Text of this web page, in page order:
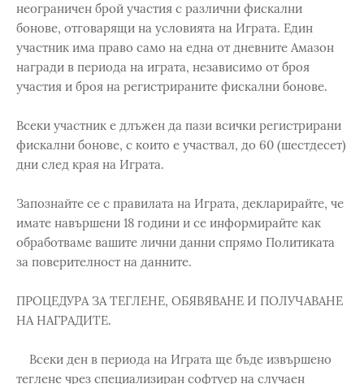
неограничен брой участия с различни фискални
бонове, отговарящи на условията на Играта. Един
участник има право само на една от дневните Амазон
награди в периода на играта, независимо от броя
участия и броя на регистрираните фискални бонове.
Всеки участник е длъжен да пази всички регистрирани
фискални бонове, с които е участвал, до 60 (шестдесет)
дни след края на Играта.
Запознайте се с правилата на Играта, декларирайте, че
имате навършени 18 години и се информирайте как
обработваме вашите лични данни спрямо Политиката
за поверителност на данните.
ПРОЦЕДУРА ЗА ТЕГЛЕНЕ, ОБЯВЯВАНЕ И ПОЛУЧАВАНЕ
НА НАГРАДИТЕ.
Всеки ден в периода на Играта ще бъде извършено
теглене чрез специализиран софтуер на случаен